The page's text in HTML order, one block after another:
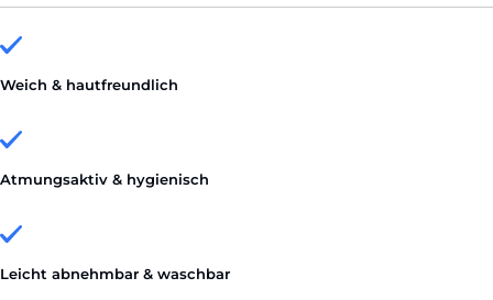
Weich & hautfreundlich
Atmungsaktiv & hygienisch
Leicht abnehmbar & waschbar